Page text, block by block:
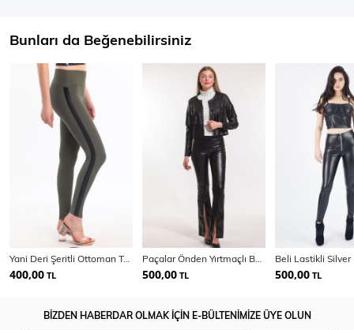
Bunları da Beğenebilirsiniz
Yani Deri Şeritli Ottoman Tayt_Tyt32302
400,00 TL 500,00 TL 500,00 TL
BİZDEN HABERDAR OLMAK İÇİN E-BÜLTENİMİZE ÜYE OLUN